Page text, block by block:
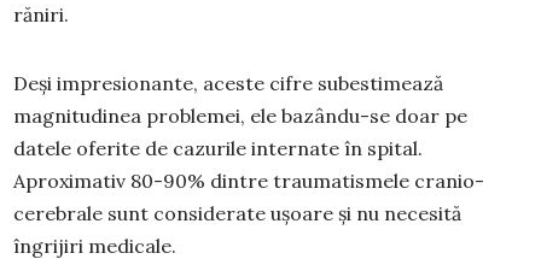
răniri.
Deși impresionante, aceste cifre subestimează
magnitudinea problemei, ele bazându-se doar pe
datele oferite de cazurile internate în spital.
Aproximativ 80-90% dintre traumatismele cranio-
cerebrale sunt considerate ușoare și nu necesită
îngrijiri medicale.